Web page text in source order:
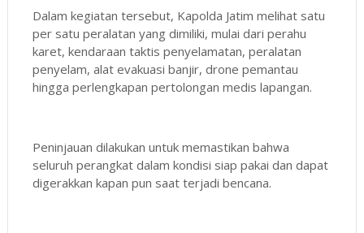
Dalam kegiatan tersebut, Kapolda Jatim melihat satu
per satu peralatan yang dimiliki, mulai dari perahu
karet, kendaraan taktis penyelamatan, peralatan
penyelam, alat evakuasi banjir, drone pemantau
hingga perlengkapan pertolongan medis lapangan.
Peninjauan dilakukan untuk memastikan bahwa
seluruh perangkat dalam kondisi siap pakai dan dapat
digerakkan kapan pun saat terjadi bencana.